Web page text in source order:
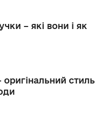
– які вони і як
стиль